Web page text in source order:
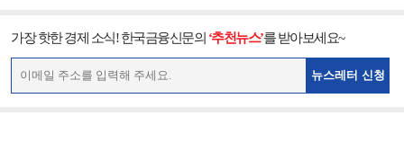
가장 핫한 경제 소식! 한국금융신문의 ‘추천뉴스’를 받아보세요~
뉴스레터 신청